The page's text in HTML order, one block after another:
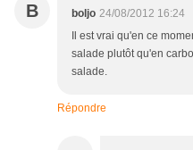
B boljo 24/08/2012 16:24
Il est vrai qu'en ce
salade plutôt qu'en
salade.
Répondre